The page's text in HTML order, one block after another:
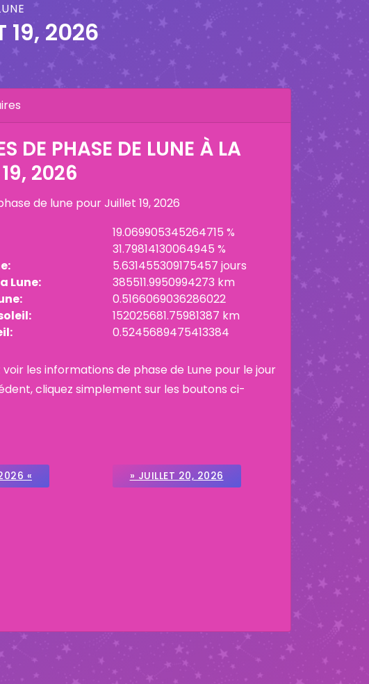
19, 2026
DE PHASE DE LUNE À LA
2026
de lune pourJuillet 19, 2026
19.069905345264715 %
31.79814130064945 %
5.631455309175457 jours
Lune:
385511.9950994273 km
0.5166069036286022
152025681.75981387 km
0.5245689475413384
voir les informations de phase de Lune pour le jour
cliquez simplement sur les boutons ci-
« » JUILLET 20, 2026